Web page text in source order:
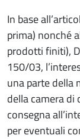
In base
prima) nonché
prodotti finiti),
150/03,
una parte della
della camera di
consegna
per eventuali